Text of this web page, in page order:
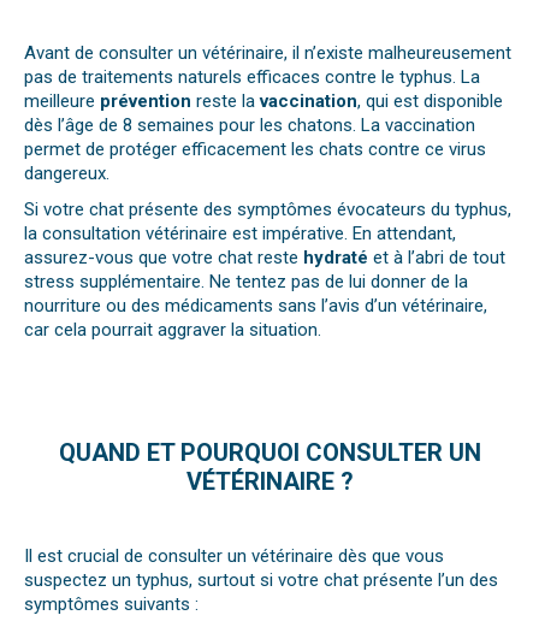
Avant de consulter un vétérinaire, il n’existe malheureusement
pas de traitements naturels efficaces contre le typhus. La
meilleure prévention reste lavaccination, qui est disponible
dès l’âge de 8 semaines pour les chatons. La vaccination
permet de protéger efficacement les chats contre ce virus
dangereux.
Si votre chat présente des symptômes évocateurs du typhus,
la consultation vétérinaire est impérative. En attendant,
assurez-vous que votre chat reste hydraté et à l’abri de tout
stress supplémentaire. Ne tentez pas de lui donner de la
nourriture ou des médicaments sans l’avis d’un vétérinaire,
car cela pourrait aggraver la situation.
QUAND ET POURQUOI CONSULTER UN
VÉTÉRINAIRE ?
Il est crucial de consulter un vétérinaire dès que vous
suspectez un typhus, surtout si votre chat présente l’un des
symptômes suivants :